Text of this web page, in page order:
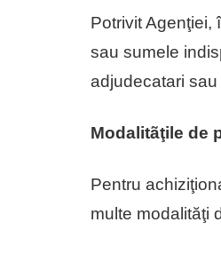
Potrivit Agenţiei,
sau sumele
adjudecatari
Modalitãţile de
Pentru
multe modalităţi